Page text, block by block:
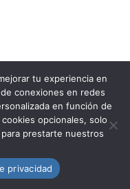
reservados
privacidad
tu experiencia en
conexiones en redes
en función de
opcionales, solo
prestarte nuestros
privacidad